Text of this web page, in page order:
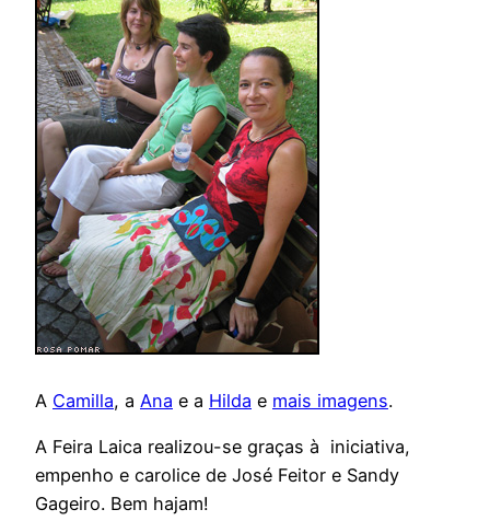
A Camilla, a Ana e a Hilda e mais imagens.
A Feira Laica realizou-se graças à iniciativa,
empenho e carolice de José Feitor e Sandy
Gageiro. Bem hajam!